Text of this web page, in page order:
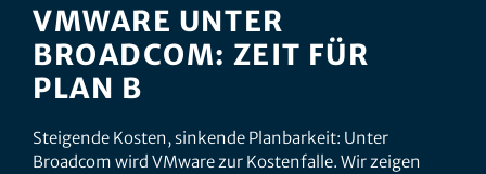
VMWARE UNTER
BROADCOM: ZEIT FÜR
PLAN B
Steigende Kosten, sinkende Planbarkeit: Unter
Broadcom wird VMware zur Kostenfalle. Wir zeigen